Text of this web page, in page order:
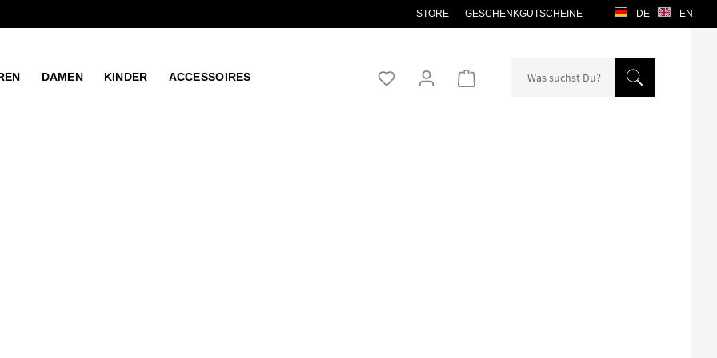
DE EN
STORE GESCHENKGUTSCHEINE
Warenkorb enthält 0 Positionen. Der
DAMEN KINDER ACCESSOIRES